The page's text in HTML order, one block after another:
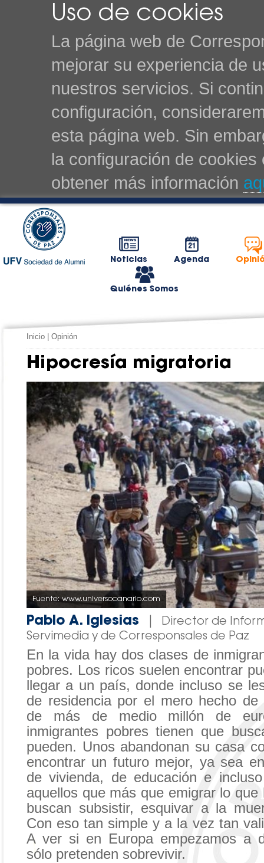
Uso de cookies
La página web de
mejorar su experiencia de
nuestros servicios. Si
configuración,
esta página web. Sin
la configuración de
obtener más información
Noticias Agenda
Quiénes Somos
Inicio Opinión
Hipocresía migratoria
Fuente: www.universocanario.com
Pablo A. Iglesias
Director de
Servimedia y de Corresponsales de Paz
En la vida hay dos clases de
pobres. Los ricos suelen encontrar
llegar a un país, donde incluso se
de residencia por el mero hecho
de más de medio millón de
inmigrantes pobres tienen que
pueden. Unos abandonan su casa
encontrar un futuro mejor, ya sea
de vivienda, de educación e
aquellos que más que emigrar lo
buscan subsistir, esquivar a la
Con eso tan simple y a la vez tan
A ver si en Europa empezamos a
sólo pretenden sobrevivir.